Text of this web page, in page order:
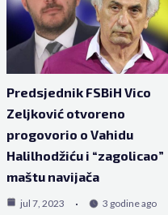
Predsjednik FSBiH Vico
Zeljković otvoreno
progovorio o Vahidu
Halilhodžiću i “zagolicao”
maštu navijača
jul 7, 2023 3 godine ago